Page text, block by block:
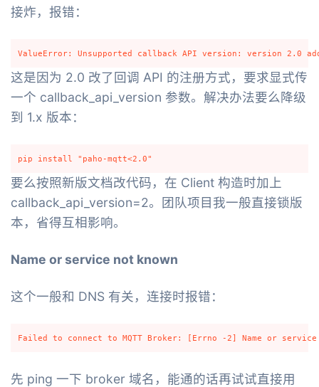
接炸，报错：
这是因为 2.0 改了回调 API 的注册方式，要求显式传
一个 callback_api_version 参数。解决办法要么降级
到 1.x 版本：
要么按照新版文档改代码，在 Client 构造时加上
callback_api_version=2。团队项目我一般直接锁版
本，省得互相影响。
Name or service not known
这个一般和 DNS 有关，连接时报错：
先 ping 一下 broker 域名，能通的话再试试直接用